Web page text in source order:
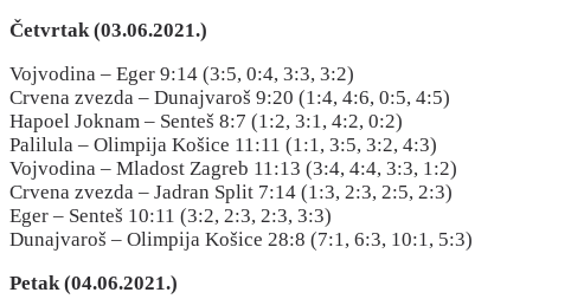
Četvrtak (03.06.2021.)
Vojvodina – Eger 9:14 (3:5, 0:4, 3:3, 3:2)
Crvena zvezda – Dunajvaroš 9:20 (1:4, 4:6, 0:5, 4:5)
Hapoel Joknam – Senteš 8:7 (1:2, 3:1, 4:2, 0:2)
Palilula – Olimpija Košice 11:11 (1:1, 3:5, 3:2, 4:3)
Vojvodina – Mladost Zagreb 11:13 (3:4, 4:4, 3:3, 1:2)
Crvena zvezda – Jadran Split 7:14 (1:3, 2:3, 2:5, 2:3)
Eger – Senteš 10:11 (3:2, 2:3, 2:3, 3:3)
Dunajvaroš – Olimpija Košice 28:8 (7:1, 6:3, 10:1, 5:3)
Petak (04.06.2021.)